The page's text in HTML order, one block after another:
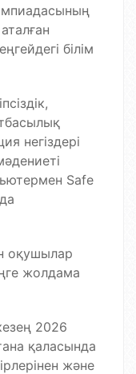
сының
білім
негіздері
Safe
оқушылар
жолдама
2026
қаласында
және